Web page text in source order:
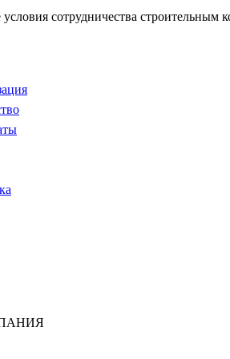
сотрудничества строительным